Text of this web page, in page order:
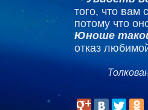
того, что вам
потому что
Юноше
отказ